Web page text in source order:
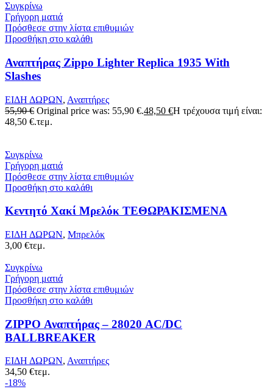
Συγκρίνω
Γρήγορη ματιά
Πρόσθεσε στην λίστα επιθυμιών
Προσθήκη στο καλάθι
Αναπτήρας Zippo Lighter Replica 1935 With
Slashes
ΕΙΔΗ ΔΩΡΩΝ, Αναπτήρες
55,90€ Original price was: 55,90 €.48,50 €Η τρέχουσα τιμή είναι:
48,50 €.τεμ.
Συγκρίνω
Γρήγορη ματιά
Πρόσθεσε στην λίστα επιθυμιών
Προσθήκη στο καλάθι
Κεντητό Χακί Μρελόκ ΤΕΘΩΡΑΚΙΣΜΕΝΑ
ΕΙΔΗ ΔΩΡΩΝ, Μπρελόκ
3,00 €τεμ.
Συγκρίνω
Γρήγορη ματιά
Πρόσθεσε στην λίστα επιθυμιών
Προσθήκη στο καλάθι
ZIPPO Αναπτήρας – 28020 AC/DC
BALLBREAKER
ΕΙΔΗ ΔΩΡΩΝ, Αναπτήρες
34,50 €τεμ.
-18%